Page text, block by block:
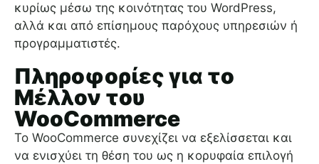
κυρίως μέσω της κοινότητας του WordPress,
αλλά και από επίσημους παρόχους υπηρεσιών ή
προγραμματιστές.
Πληροφορίες για το
Μέλλον του
WooCommerce
Το WooCommerce συνεχίζει να εξελίσσεται και
να ενισχύει τη θέση του ως η κορυφαία επιλογή